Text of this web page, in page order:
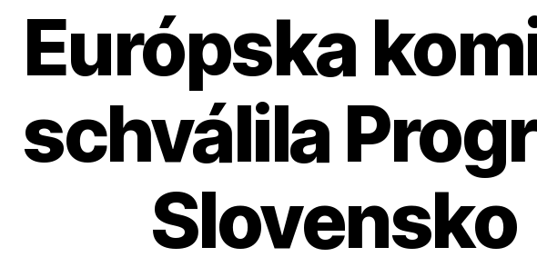
Európska
schválila
Slovensko